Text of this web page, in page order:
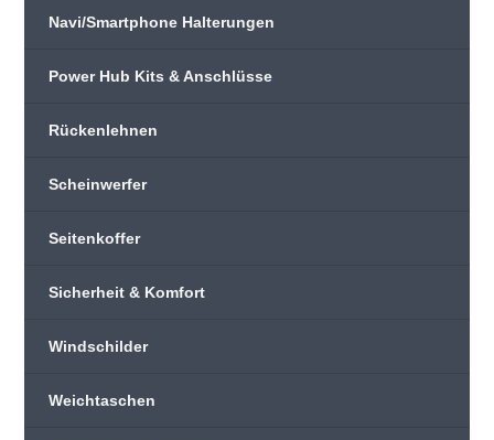
Navi/Smartphone Halterungen
Power Hub Kits & Anschlüsse
Rückenlehnen
Scheinwerfer
Seitenkoffer
Sicherheit & Komfort
Windschilder
Weichtaschen